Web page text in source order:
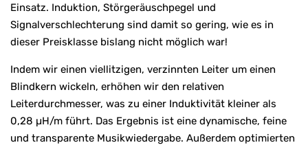
Einsatz. Induktion, Störgeräuschpegel und
Signalverschlechterung sind damit so gering, wie es in
dieser Preisklasse bislang nicht möglich war!
Indem wir einen viellitzigen, verzinnten Leiter um einen
Blindkern wickeln, erhöhen wir den relativen
Leiterdurchmesser, was zu einer Induktivität kleiner als
0,28 µH/m führt. Das Ergebnis ist eine dynamische, feine
und transparente Musikwiedergabe. Außerdem optimierten